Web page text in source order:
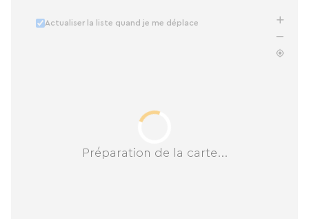
Préparation de la carte...
Actualiser la liste quand je me déplace